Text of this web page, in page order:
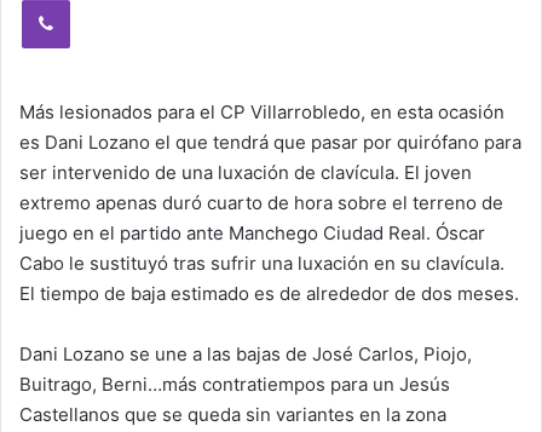
Más lesionados para el CP Villarrobledo, en esta ocasión
es Dani Lozano el que tendrá que pasar por quirófano para
ser intervenido de una luxación de clavícula. El joven
extremo apenas duró cuarto de hora sobre el terreno de
juego en el partido ante Manchego Ciudad Real. Óscar
Cabo le sustituyó tras sufrir una luxación en su clavícula.
El tiempo de baja estimado es de alrededor de dos meses.
Dani Lozano se une a las bajas de José Carlos, Piojo,
Buitrago, Berni…más contratiempos para un Jesús
Castellanos que se queda sin variantes en la zona